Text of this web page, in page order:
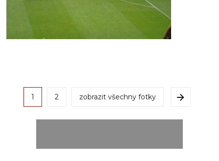
1 2 zobrazit všechny fotky